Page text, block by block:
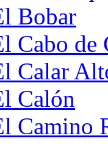
Bobar
Cabo de
Calar
Calón
Camino